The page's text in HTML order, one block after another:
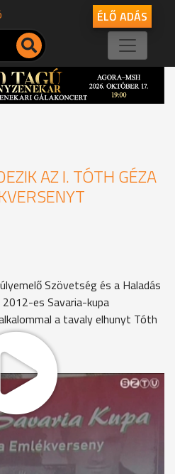
ÉLŐ ADÁS
AZ I. TÓTH GÉZA
Szövetség és a Haladás
es Savaria-kupa
a tavaly elhunyt Tóth
hazai
es Savaria-kupát rendezik meg
Rohonci úti sporttelepén. Az
- a sportág egyik ikonja -, a